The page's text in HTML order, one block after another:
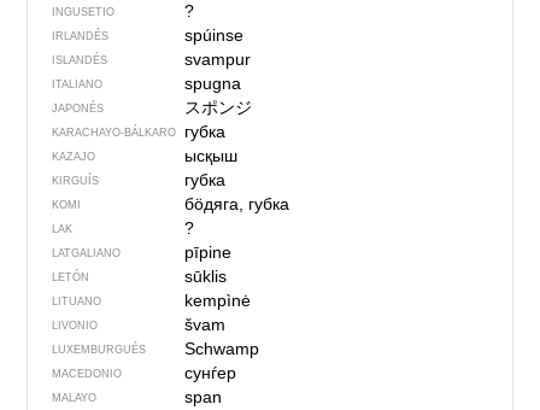
INGUSETIO ?
IRLANDÉS spúinse
ISLANDÉS svampur
ITALIANO spugna
JAPONÉS スポンジ
KARACHAYO-BÁLKARO губка
KAZAJO ысқыш
KIRGUÍS губка
KOMI бӧдяга, губка
LAK ?
LATGALIANO pīpine
LETÓN sūklis
LITUANO kempìnė
LIVONIO švam
LUXEMBURGUÉS Schwamp
MACEDONIO сунѓер
MALAYO span